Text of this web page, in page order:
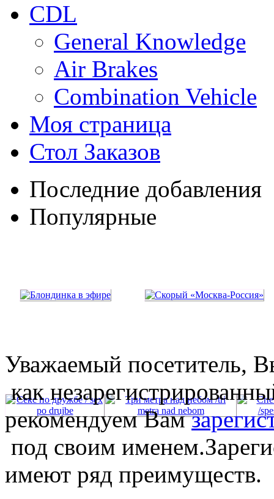
CDL
General Knowledge
Air Brakes
Combination Vehicle
Моя страница
Стол Заказов
Последние добавления
Популярные
Уважаемый посетитель,
как
рекомендуем Вам
под своим
имеют ряд преимуществ.